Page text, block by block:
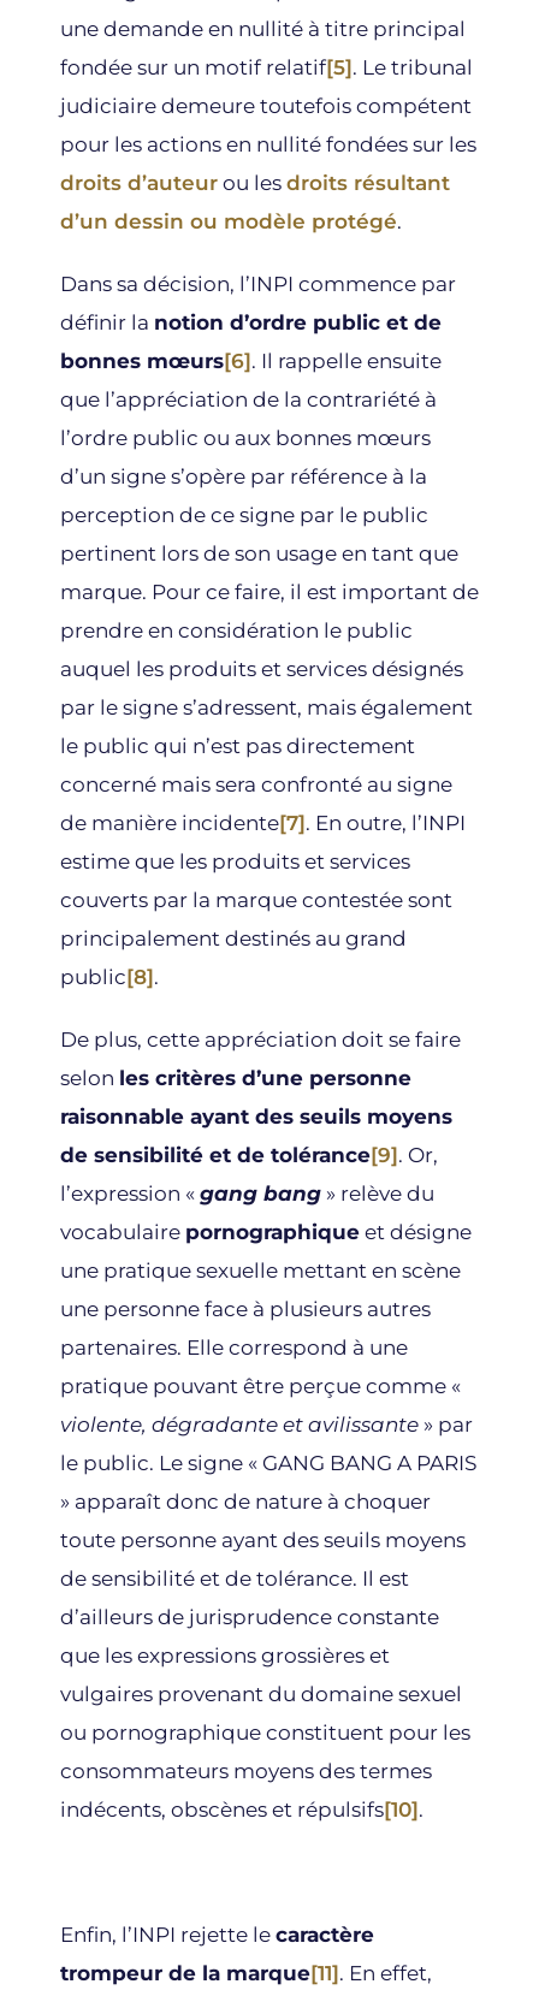
une demande en nullité à titre principal
fondée sur un motif relatif[5]. Le tribunal
judiciaire demeure toutefois compétent
pour les actions en nullité fondées sur les
droits d’auteur ou les droits résultant
d’un dessin ou modèle protégé.
Dans sa décision, l’INPI commence par
définir la notion d’ordre public et de
bonnes mœurs[6]. Il rappelle ensuite
que l’appréciation de la contrariété à
l’ordre public ou aux bonnes mœurs
d’un signe s’opère par référence à la
perception de ce signe par le public
pertinent lors de son usage en tant que
marque. Pour ce faire, il est important de
prendre en considération le public
auquel les produits et services désignés
par le signe s’adressent, mais également
le public qui n’est pas directement
concerné mais sera confronté au signe
de manière incidente[7]. En outre, l’INPI
estime que les produits et services
couverts par la marque contestée sont
principalement destinés au grand
public[8].
De plus, cette appréciation doit se faire
selon les critères d’une personne
raisonnable ayant des seuils moyens
de sensibilité et de tolérance[9]. Or,
l’expression « gang bang » relève du
vocabulaire pornographique et désigne
une pratique sexuelle mettant en scène
une personne face à plusieurs autres
partenaires. Elle correspond à une
pratique pouvant être perçue comme «
violente, dégradante et avilissante » par
le public. Le signe « GANG BANG A PARIS
» apparaît donc de nature à choquer
toute personne ayant des seuils moyens
de sensibilité et de tolérance. Il est
d’ailleurs de jurisprudence constante
que les expressions grossières et
vulgaires provenant du domaine sexuel
ou pornographique constituent pour les
consommateurs moyens des termes
indécents, obscènes et répulsifs[10].
Enfin, l’INPI rejette le caractère
trompeur de la marque[11]. En effet,